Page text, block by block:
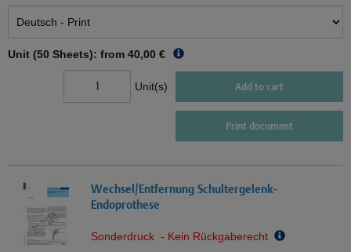
Unit (50 Sheets): from 40,00 €
Unit(s) Add to cart
Print document
Wechsel/Entfernung Schultergelenk-
Endoprothese
Sonderdruck - Kein Rückgaberecht